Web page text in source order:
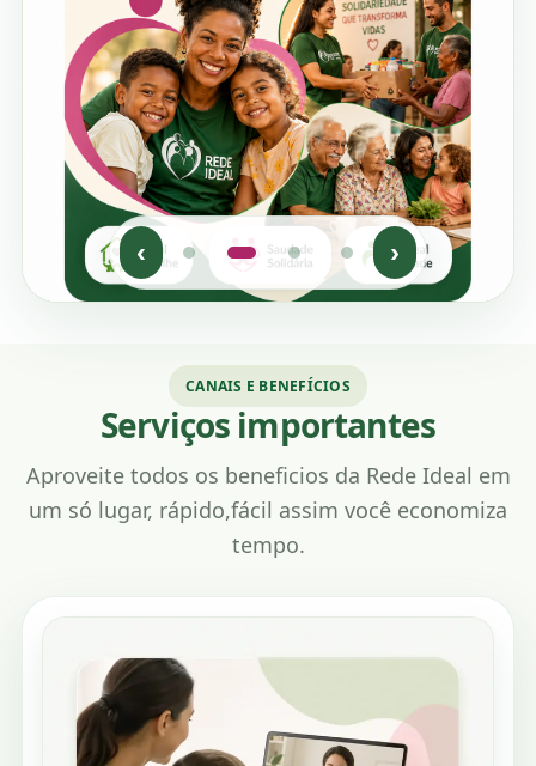
‹ ›
CANAIS E BENEFÍCIOS
Serviços importantes
Aproveite todos os beneficios da Rede Ideal em
um só lugar, rápido,fácil assim você economiza
tempo.